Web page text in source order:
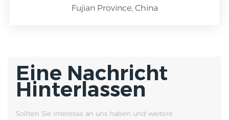
Fujian Province, China
Eine Nachricht
Hinterlassen
Sollten Sie Interesse an uns haben und weitere